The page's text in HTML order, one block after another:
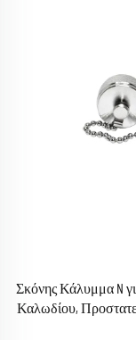
Σκόνης Κάλυμμα N
Καλωδίου,